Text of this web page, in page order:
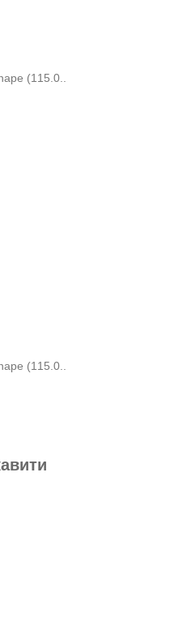
(115.0..
(115.0..